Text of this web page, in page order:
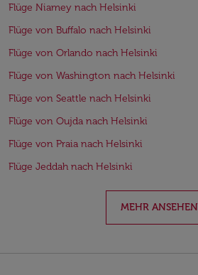
Flüge Niamey nach Helsinki
Flüge von Buffalo nach Helsinki
Flüge von Orlando nach Helsinki
Flüge von Washington nach Helsinki
Flüge von Seattle nach Helsinki
Flüge von Oujda nach Helsinki
Flüge von Praia nach Helsinki
Flüge Jeddah nach Helsinki
MEHR ANSEHEN